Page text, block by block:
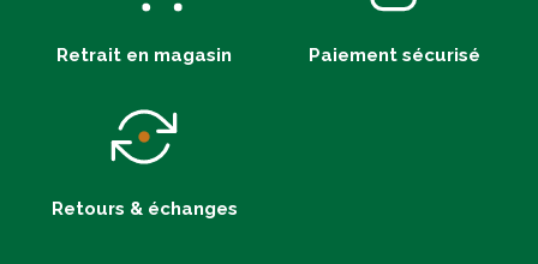
Retrait en magasin Paiement sécurisé
Retours & échanges